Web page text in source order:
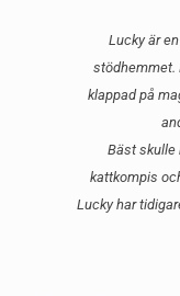
Lucky är
stödhemmet.
klappad på
Bäst skulle
kattkompis
Lucky har